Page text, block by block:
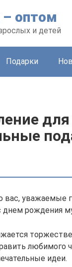
оптом
и детей
Подарки
уважаемые
днем рождения
любимого
идеи.